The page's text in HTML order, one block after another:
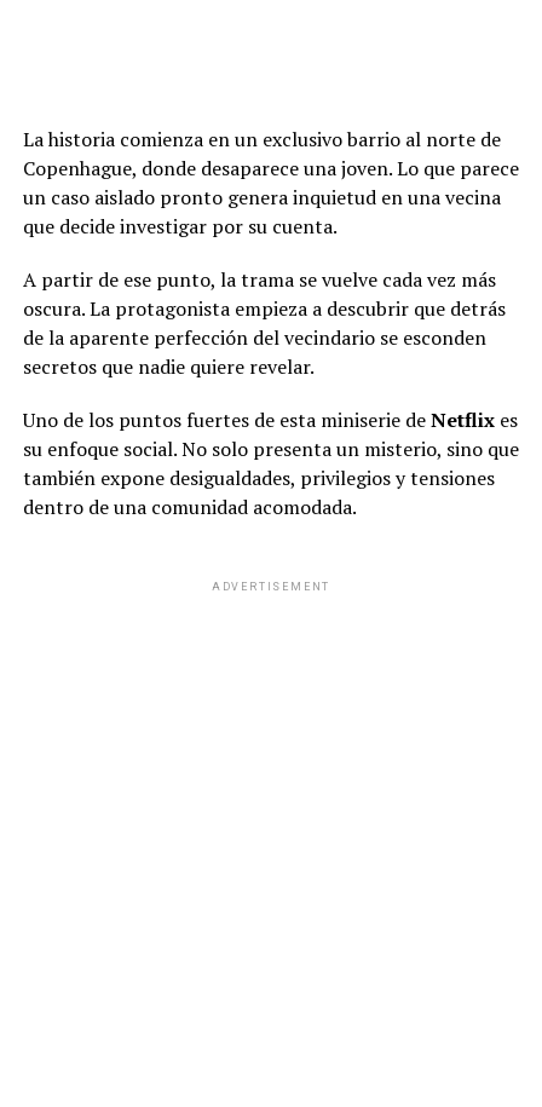
La historia comienza en un exclusivo barrio al norte de
Copenhague, donde desaparece una joven. Lo que parece
un caso aislado pronto genera inquietud en una vecina
que decide investigar por su cuenta.
A partir de ese punto, la trama se vuelve cada vez más
oscura. La protagonista empieza a descubrir que detrás
de la aparente perfección del vecindario se esconden
secretos que nadie quiere revelar.
Uno de los puntos fuertes de esta miniserie deNetflix es
su enfoque social. No solo presenta un misterio, sino que
también expone desigualdades, privilegios y tensiones
dentro de una comunidad acomodada.
ADVERTISEMENT